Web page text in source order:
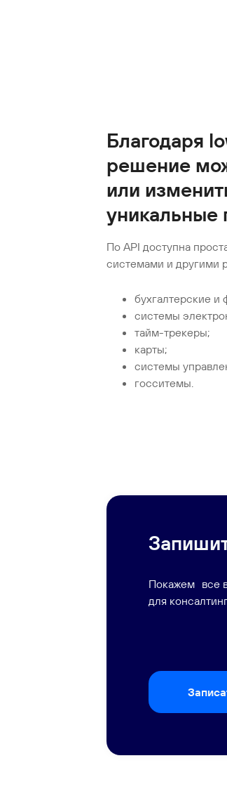
бухгалтерские
системы
тайм-трекеры;
карты;
системы
госситемы.
По API доступна
системами и другими
Благодаря
решение
или
уникальные
Покажем все
для